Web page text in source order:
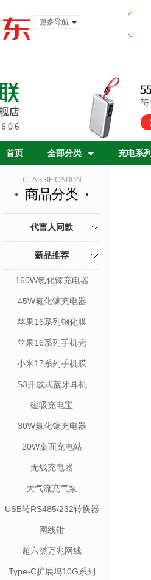
更多导航
首页 全部分类 充电系列
CLASSIFICATION
商品分类
代言人同款
新品推荐
160W氮化镓充电器
45W氮化镓充电器
苹果16系列钢化膜
苹果16系列手机壳
小米17系列手机膜
S3开放式蓝牙耳机
磁吸充电宝
30W氮化镓充电器
20W桌面充电站
无线充电器
大气流充气泵
USB转RS485/232转换器
网线钳
超六类万兆网线
Type-C扩展坞10G系列